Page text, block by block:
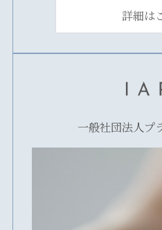
詳細は
一般社団法人プ